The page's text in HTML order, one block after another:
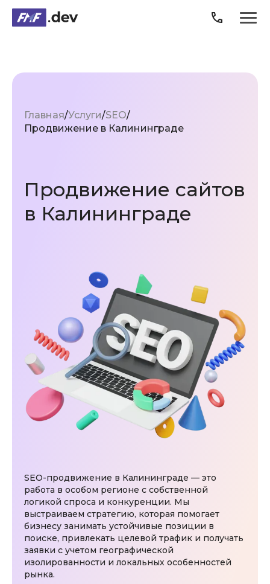
Кейсы
Блог
8 800 333-11-26 info@fmf.dev
Главная Услуги SEO
Продвижение в Калининграде
Продвижение сайтов
в Калининграде
SEO-продвижение в Калининграде — это
работа в особом регионе с собственной
логикой спроса и конкуренции. Мы
выстраиваем стратегию, которая помогает
бизнесу занимать устойчивые позиции в
поиске, привлекать целевой трафик и получать
заявки с учетом географической
изолированности и локальных особенностей
рынка.